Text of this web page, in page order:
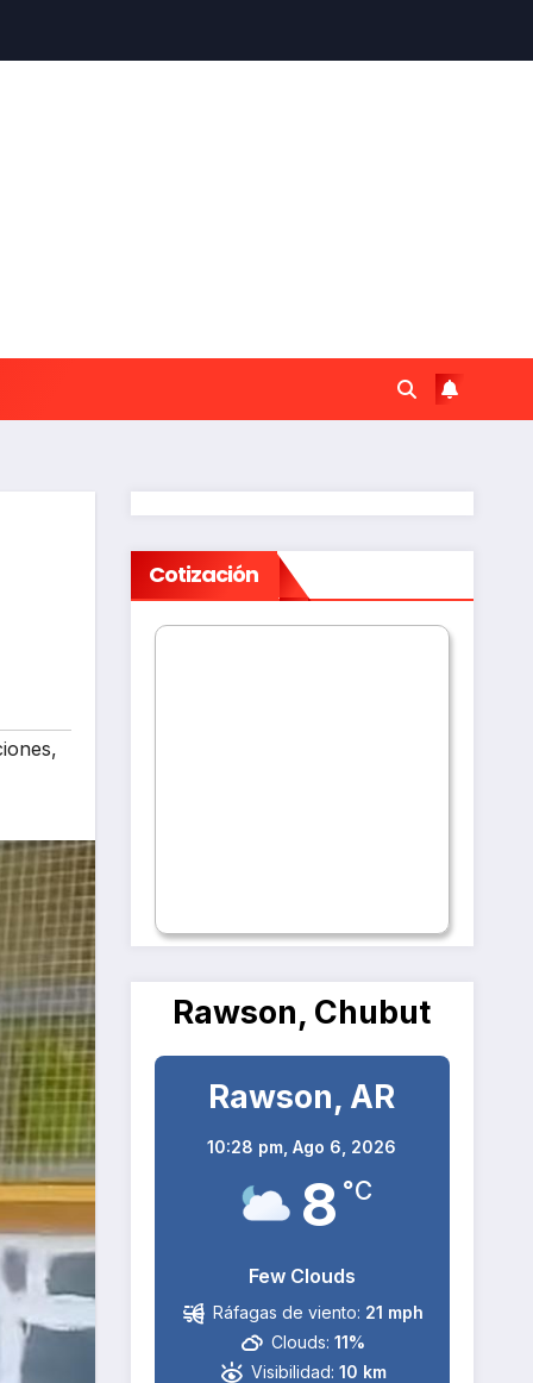
,
Cotización
Rawson, Chubut
Rawson, AR
10:28 pm,Ago 6, 2026
8 °C
Few Clouds
Ráfagas de viento: 21 mph
Clouds: 11%
Visibilidad: 10 km